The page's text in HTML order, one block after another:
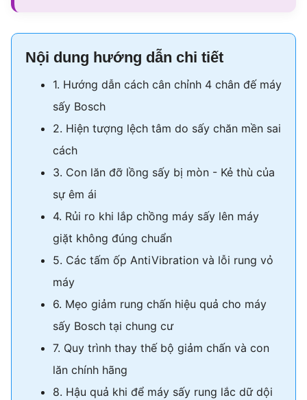
Nội dung hướng dẫn chi tiết
1. Hướng dẫn cách cân chỉnh 4 chân đế máy
sấy Bosch
2. Hiện tượng lệch tâm do sấy chăn mền sai
cách
3. Con lăn đỡ lồng sấy bị mòn - Kẻ thù của
sự êm ái
4. Rủi ro khi lắp chồng máy sấy lên máy
giặt không đúng chuẩn
5. Các tấm ốp AntiVibration và lỗi rung vỏ
máy
6. Mẹo giảm rung chấn hiệu quả cho máy
sấy Bosch tại chung cư
7. Quy trình thay thế bộ giảm chấn và con
lăn chính hãng
8. Hậu quả khi để máy sấy rung lắc dữ dội